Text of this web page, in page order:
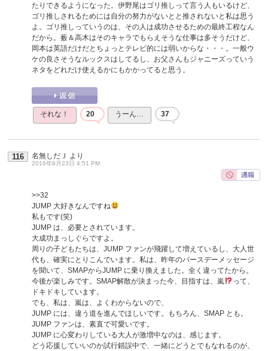
たりできるようになった。伊野尾はゴリ推しって言う人もいるけど、
ゴリ推しされるためには自分の努力がないとと推されないと私は思う
よ。ゴリ推しっていうのは、その人は成功させるための最終工程なん
だから。薮＆高木はそのキャラでもらえそうな仕事は多そうだけど、
岡本は英語だけだとちょっとテレビ的には弱いからな・・・。一般ウ
ケの良さそうなルックスはしてるし、お父さんもジャニーズっていう
ネタをどれだけ使えるかにもかかってると思う。
それな！ 20 うーん… 37
116 名無しだＪ より
2016年8月23日 4:51 PM
>>32
JUMP 大好きなんですね
私もです(笑)
JUMP は、必要とされています。
大成功まっしぐらですよ。
周りの子どもたちは、JUMP ファンが飛躍して増えているし、大人世
代も、確実にとりこんでいます。私は、昨年のバースデーメッセージ
を聞いて、SMAPからJUMP に乗り換えました。全く違ってたから。
今後が楽しみです。SMAP解散が決まった今、目指すは、嵐
って、
ドキドキしています。
でも、私は、嵐は、よくわからないので、
JUMP には、違う道を進んでほしいです。もちろん、SMAP とも。
JUMP ファンは、素直で可愛いです。
JUMP に心変わりしている大人が激増中なのは、感じます。
どう応援していいのか試行錯誤中で、一緒にどうとでもなれるのが、